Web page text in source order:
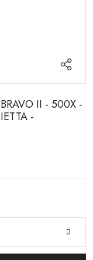
II - 500X -
-